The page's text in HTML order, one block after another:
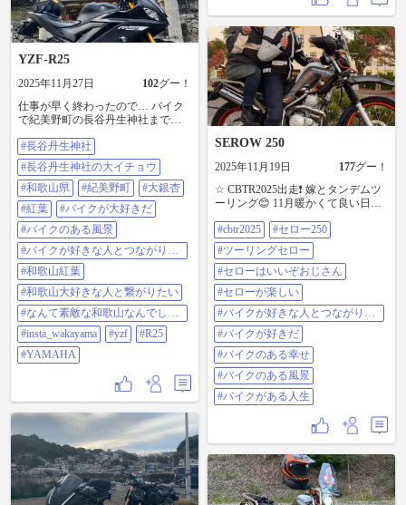
カフェ #あんバタートースト #コー
ヒー #バイクのある風景 #バイクの
ある人生 #バイクが好きな人とつな
がりたい #バイクがある生活 #バイ
クが大好きだ #yzf #r25 #yamaha
YZF-R25
2025年11月27日 102グー！
仕事が早く終わったので… バイク
で紀美野町の長谷丹生神社まで🏍³₃
が… 昼間の姿も迫力があって、め
ちゃくちゃキレイでした✨ テレビ
局の人達が取材に来ていて… 焦り
ながら写真撮りました😅 #長谷丹生
神社 #長谷丹生神社の大イチョウ #
和歌山県 #紀美野町 #大銀杏 #紅葉
#バイクが大好きだ #バイクのある
風景 #バイクが好きな人とつながり
たい #和歌山紅葉 #和歌山大好きな
人と繋がりたい #なんて素敵な和歌
山なんでしょう #insta_wakayama
#yzf #r25 #yamaha
#長谷丹生神社
#長谷丹生神社の大イチョウ
#和歌山県
#紀美野町
#大銀杏
#紅葉
#バイクが大好きだ
#バイクのある風景
#バイクが好きな人とつながりた
い
#和歌山紅葉
#和歌山大好きな人と繋がりたい
#なんて素敵な和歌山なんでしょ
う
#insta_wakayama #yzf
#R25
#YAMAHA
SEROW 250
2025年11月19日 177グー！
☆ CBTR2025出走❗ 嫁とタンデムツ
ーリング😊 11月暖かくて良い日程
邇浜 道の駅くつき新本陣 道の駅 藤
の里あどがわ マキノサニービーチ
湖のテラス ※メタセコイア並木 つ
づら尾崎展望台 奥びわスポーツの
森 三島池 彦根城 曽根沼湖岸緑地
豊郷小学校旧校舎群 多賀大社
2025/11/15 矢橋帰帆公園 道の駅草
津グリーンプラザからすま 長命寺
#CBTR2025 #セロー250 #ツーリン
グセロー #セローはいいぞおじさん
#セローが楽しい #バイクが好きな
人とつながりたい #バイクが好きだ
#バイクのある幸せ #バイクのある
風景 #バイクがある人生
#cbtr2025
#セロー250
#ツーリングセロー
#セローはいいぞおじさん
#セローが楽しい
#バイクが好きな人とつながりた
い
#バイクが好きだ
#バイクのある幸せ
#バイクのある風景
#バイクがある人生